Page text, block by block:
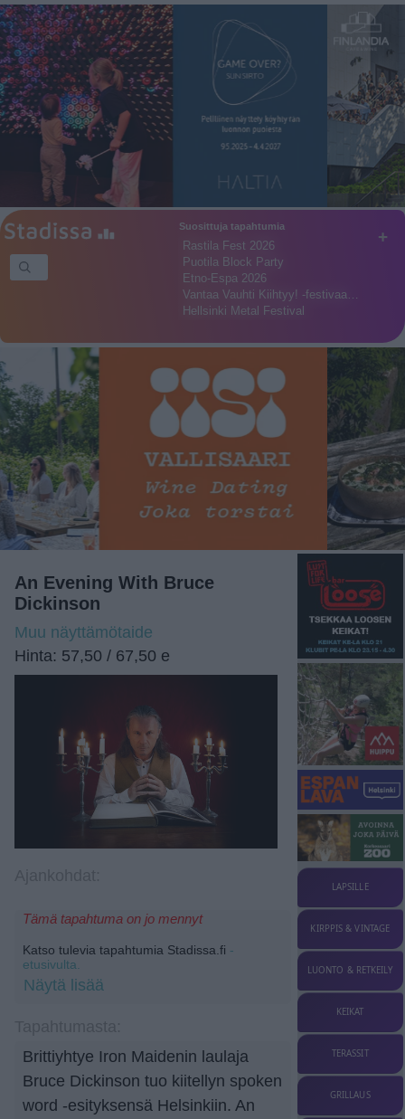
+
Suosittuja tapahtumia
Rastila Fest 2026
Puotila Block Party
Etno-Espa 2026
Vantaa Vauhti Kiihtyy! -festivaa…
Hellsinki Metal Festival
An Evening With Bruce
Dickinson
Muu näyttämötaide
Hinta: 57,50 / 67,50 e
Tämä tapahtuma on jo mennyt
Katso tulevia tapahtumia Stadissa.fi -
etusivulta.
Näytä lisää
Brittiyhtye Iron Maidenin laulaja
Bruce Dickinson tuo kiitellyn spoken
word -esityksensä Helsinkiin. An
LAPSILLE
KIRPPIS & VINTAGE
LUONTO & RETKEILY
KEIKAT
TERASSIT
GRILLAUS